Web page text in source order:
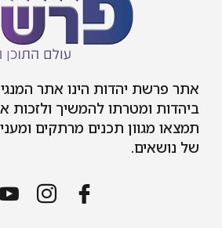
אתר פרשת יהדות הינו אתר
ביהדות ומטרתו להמשיך ולזכות
תמצאו מגוון תכנים מרתקים
של נושאים.